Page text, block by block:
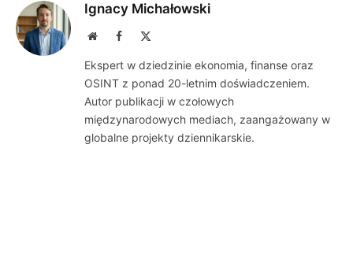
Ignacy Michałowski
WebsiteFacebook
Ekspert w dziedzinie ekonomia, finanse oraz
OSINT z ponad 20-letnim doświadczeniem.
Autor publikacji w czołowych
międzynarodowych mediach, zaangażowany w
globalne projekty dziennikarskie.